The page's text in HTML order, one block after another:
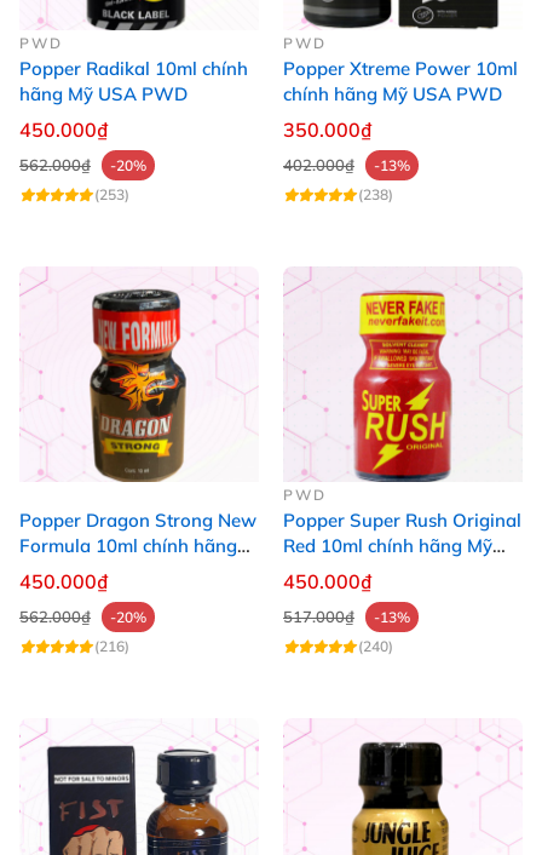
PWD
Popper Radikal 10ml chính
hãng Mỹ USA PWD
450.000₫
562.000₫
-20%
(253)
PWD
Popper Xtreme Power 10ml
chính hãng Mỹ USA PWD
350.000₫
402.000₫
-13%
(238)
Popper Dragon Strong New
Formula 10ml chính hãng
Mỹ dành cho Top Bot
450.000₫
562.000₫
-20%
(216)
PWD
Popper Super Rush Original
Red 10ml chính hãng Mỹ
USA PWD
450.000₫
517.000₫
-13%
(240)